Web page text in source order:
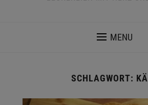
MENU
SCHLAGWORT: